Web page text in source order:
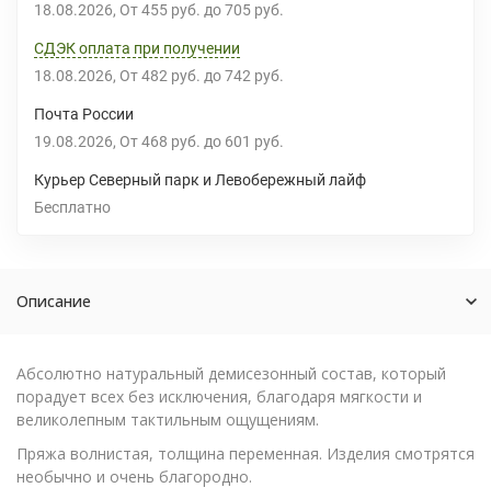
18.08.2026 От 455 руб. до 705 руб.
СДЭК оплата при получении
18.08.2026 От 482 руб. до 742 руб.
Почта России
19.08.2026 От 468 руб. до 601 руб.
Курьер Северный парк и Левобережный лайф
Бесплатно
Описание
Абсолютно натуральный демисезонный состав, который
порадует всех без исключения, благодаря мягкости и
великолепным тактильным ощущениям.
Пряжа волнистая, толщина переменная. Изделия смотрятся
необычно и очень благородно.